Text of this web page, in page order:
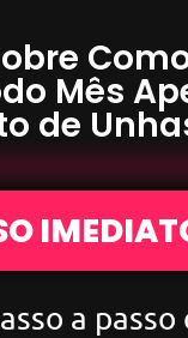
Mês
de
a passo